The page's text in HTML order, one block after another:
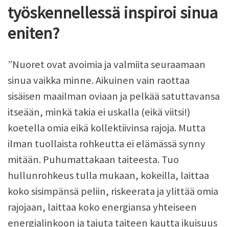
työskennellessä inspiroi sinua
eniten?
”Nuoret ovat avoimia ja valmiita seuraamaan
sinua vaikka minne. Aikuinen vain raottaa
sisäisen maailman oviaan ja pelkää satuttavansa
itseään, minkä takia ei uskalla (eikä viitsi!)
koetella omia eikä kollektiivinsa rajoja. Mutta
ilman tuollaista rohkeutta ei elämässä synny
mitään. Puhumattakaan taiteesta. Tuo
hullunrohkeus tulla mukaan, kokeilla, laittaa
koko sisimpänsä peliin, riskeerata ja ylittää omia
rajojaan, laittaa koko energiansa yhteiseen
energialinkoon ja tajuta taiteen kautta ikuisuus